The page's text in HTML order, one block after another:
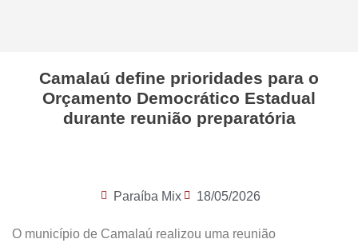
Camalaú define prioridades para o
Orçamento Democrático Estadual
durante reunião preparatória
Paraíba Mix 18/05/2026
O município de Camalaú realizou uma reunião